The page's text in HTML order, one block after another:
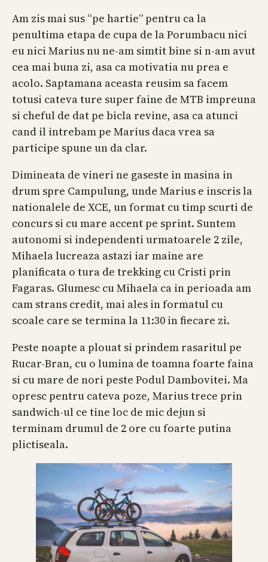
Am zis mai sus “pe hartie” pentru ca la
penultima etapa de cupa de la Porumbacu nici
eu nici Marius nu ne-am simtit bine si n-am avut
cea mai buna zi, asa ca motivatia nu prea e
acolo. Saptamana aceasta reusim sa facem
totusi cateva ture super faine de MTB impreuna
si cheful de dat pe bicla revine, asa ca atunci
cand il intrebam pe Marius daca vrea sa
participe spune un da clar.
Dimineata de vineri ne gaseste in masina in
drum spre Campulung, unde Marius e inscris la
nationalele de XCE, un format cu timp scurti de
concurs si cu mare accent pe sprint. Suntem
autonomi si independenti urmatoarele 2 zile,
Mihaela lucreaza astazi iar maine are
planificata o tura de trekking cu Cristi prin
Fagaras. Glumesc cu Mihaela ca in perioada am
cam strans credit, mai ales in formatul cu
scoale care se termina la 11:30 in fiecare zi.
Peste noapte a plouat si prindem rasaritul pe
Rucar-Bran, cu o lumina de toamna foarte faina
si cu mare de nori peste Podul Dambovitei. Ma
opresc pentru cateva poze, Marius trece prin
sandwich-ul ce tine loc de mic dejun si
terminam drumul de 2 ore cu foarte putina
plictiseala.